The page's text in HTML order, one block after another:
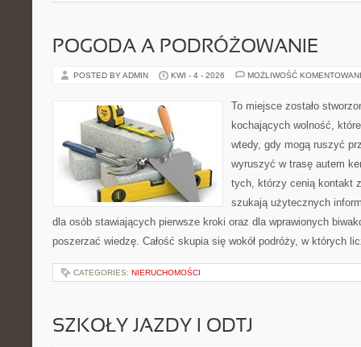
POGODA A PODRÓŻOWANIE
POSTED BY ADMIN KWI - 4 - 2026 MOŻLIWOŚĆ
To miejsce zostało
kochających wolność,
wtedy, gdy mogą ruszyć
wyruszyć w trasę autem
tych, którzy cenią kontakt
szukają użytecznych
dla osób stawiających pierwsze kroki oraz dla wprawionych
poszerzać wiedzę. Całość skupia się wokół podróży, w których
CATEGORIES: NIERUCHOMOŚCI
SZKOŁY JAZDY I ODTJ